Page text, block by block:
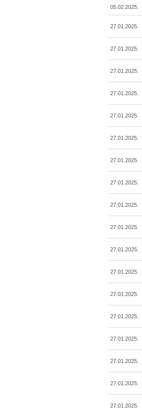
05.02.2025.
27.01.2025.
27.01.2025.
27.01.2025.
27.01.2025.
27.01.2025.
27.01.2025.
27.01.2025.
27.01.2025.
27.01.2025.
27.01.2025.
27.01.2025.
27.01.2025.
27.01.2025.
27.01.2025.
27.01.2025.
27.01.2025.
27.01.2025.
27.01.2025.